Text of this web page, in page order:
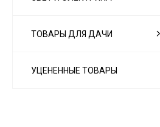
ТОВАРЫ ДЛЯ ДАЧИ
УЦЕНЕННЫЕ ТОВАРЫ